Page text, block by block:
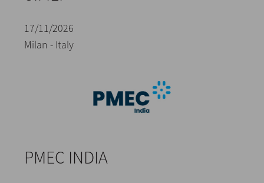
17/11/2026
Milan - Italy
PMEC INDIA